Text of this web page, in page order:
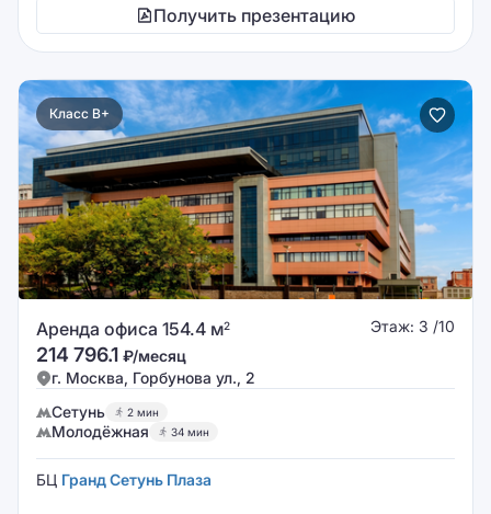
Получить презентацию
Класс B+
Аренда офиса 154.4 м2 Этаж: 3 /10
214 796.1 ₽/месяц
г. Москва, Горбунова ул., 2
Сетунь
2 мин
Молодёжная 34 мин
БЦ Гранд Сетунь Плаза